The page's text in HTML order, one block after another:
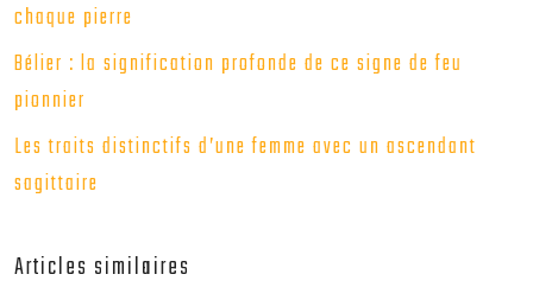
chaque pierre
Bélier : la signification profonde de ce signe de feu
pionnier
Les traits distinctifs d’une femme avec un ascendant
sagittaire
Articles similaires